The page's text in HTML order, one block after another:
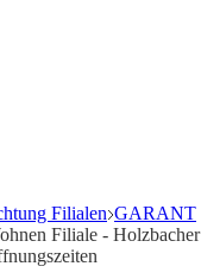
Filialen GARANT
Filiale - Holzbacher